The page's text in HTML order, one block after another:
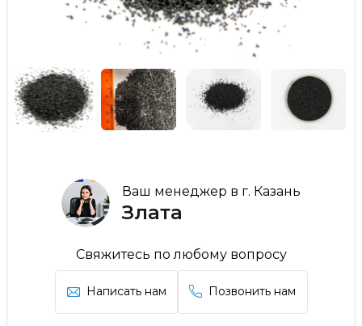
Ваш менеджер в г. Казань
Злата
Свяжитесь по любому вопросу
Написать нам Позвонить нам